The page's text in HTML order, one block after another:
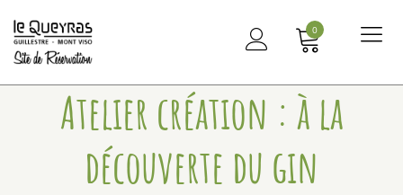
0
Atelier création : à la
découverte du gin